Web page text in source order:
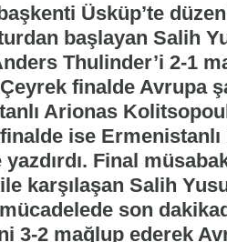
Üsküp’te
başlayan Salih
Thulinder’i 2-1
finalde Avrupa
Arionas
ise Ermenistanlı
Final
karşılaşan Salih
son
3-2 mağlup ederek